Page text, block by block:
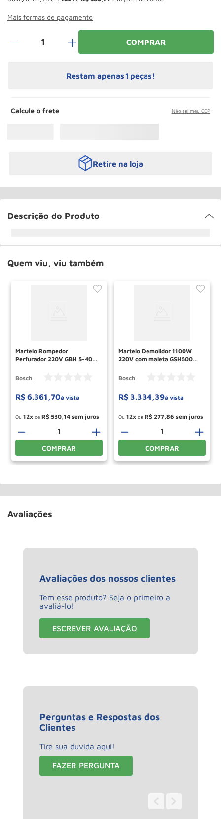
Mais formas de pagamento
＋ COMPRAR
Restam apenas 1 peças!
Calcule o frete Não sei meu CEP
Retire na loja
Descrição do Produto
Quem viu, viu também
Martelo Rompedor
Perfurador 220V GBH 5-40D
Bosch
R$ 6.361 ,70à vista
Ou 12 de R$ 530,14
＋
－
COMPRAR
Martelo Demolidor 1100W
220V com maleta GSH500
Bosch
R$ 3.334,39à vista
Ou 12 de R$ 277,86
＋
－
COMPRAR
Avaliações
Avaliações dos nossos clientes
Tem esse produto? Seja o primeiro a
avaliá-lo!
ESCREVER AVALIAÇÃO
Perguntas e Respostas dos
Clientes
Tire sua duvida aqui!
FAZER PERGUNTA